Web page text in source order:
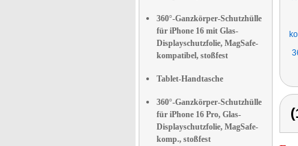
360°-Ganzkörper-Schutzhülle
für iPhone 16 mit Glas-
Displayschutzfolie, MagSafe-
kompatibel, stoßfest
Tablet-Handtasche
360°-Ganzkörper-Schutzhülle
für iPhone 16 Pro, Glas-
Displayschutzfolie, MagSafe-
komp., stoßfest